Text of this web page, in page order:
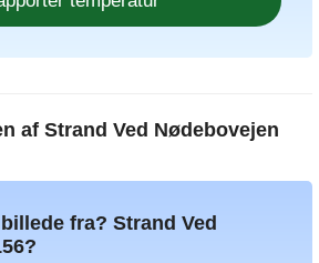
af Strand Ved Nødebovejen
fra? Strand Ved